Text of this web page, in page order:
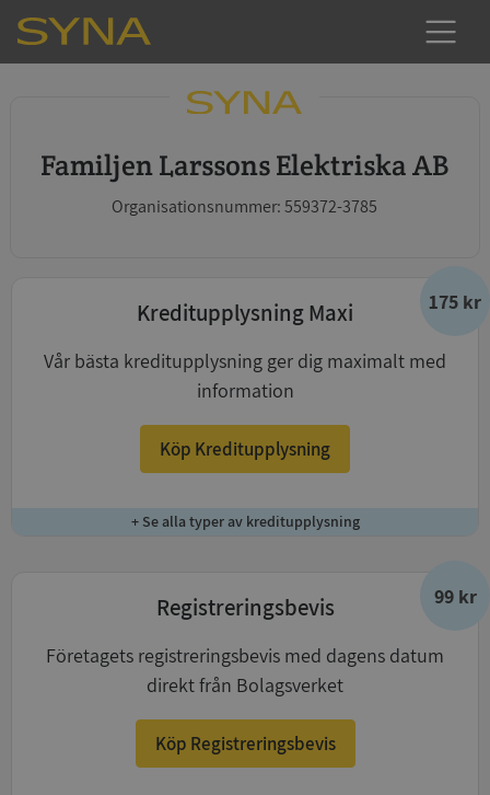
Familjen Larssons Elektriska AB
Organisationsnummer: 559372-3785
175 kr
Kreditupplysning Maxi
Vår bästa kreditupplysning ger dig maximalt med
information
Köp Kreditupplysning
+ Se alla typer av kreditupplysning
99 kr
Registreringsbevis
Företagets registreringsbevis med dagens datum
direkt från Bolagsverket
Köp Registreringsbevis